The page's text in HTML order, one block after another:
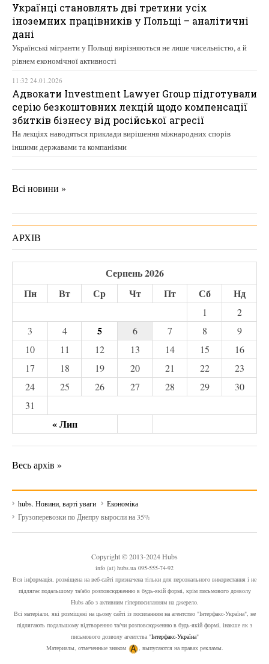
Українці становлять дві третини усіх
іноземних працівників у Польщі – аналітичні
дані
Українські мігранти у Польщі вирізняються не лише чисельністю, а й
рівнем економічної активності
11:32 24.01.2026
Адвокати Investment Lawyer Group підготували
серію безкоштовних лекцій щодо компенсації
збитків бізнесу від російської агресії
На лекціях наводяться приклади вирішення міжнародних спорів
іншими державами та компаніями
Всі новини »
АРХІВ
Серпень 2026
Пн
Вт Ср Чт Пт Сб Нд
« Лип
1
2
3
4 5 6 7 8
9
10
11 12 13 14 15
16
17
18 19 20 21 22
23
24
25 26 27 28 29
30
31
Весь архів »
hubs. Новини, варті уваги
Економіка
Грузоперевозки по Днепру выросли на 35%
Copyright © 2013-2024 Hubs
info (at) hubs.ua 095-555-74-92
Вся інформація, розміщена на веб-сайті призначена тільки для персонального використання і не
підлягає подальшому та/або розповсюдженню в будь-якій формі, крім письмового дозволу
Hubs або з активним гіперпосиланням на джерело.
Всі матеріали, які розміщені на цьому сайті із посиланням на агентство "Інтерфакс-Україна", не
підлягають подальшому відтворенню та/чи розповсюдженню в будь-якій формі, інакше як з
письмового дозволу агентства "Інтерфакс-Україна"
Материалы, отмеченные знаком
, выпусаются на правах рекламы.